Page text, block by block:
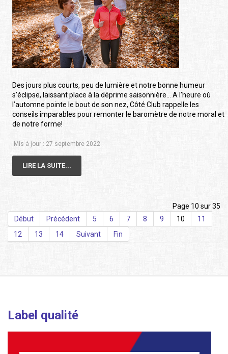
Des jours plus courts, peu de lumière et notre bonne humeur
s’éclipse, laissant place à la déprime saisonnière… A l’heure où
l’automne pointe le bout de son nez, Côté Club rappelle les
conseils imparables pour remonter le baromètre de notre moral et
de notre forme!
Mis à jour : 27 septembre 2022
LIRE LA SUITE...
Page 10 sur 35
Début
Précédent 5 6 7 8 9 10
11
12
13 14 Suivant Fin
Label qualité